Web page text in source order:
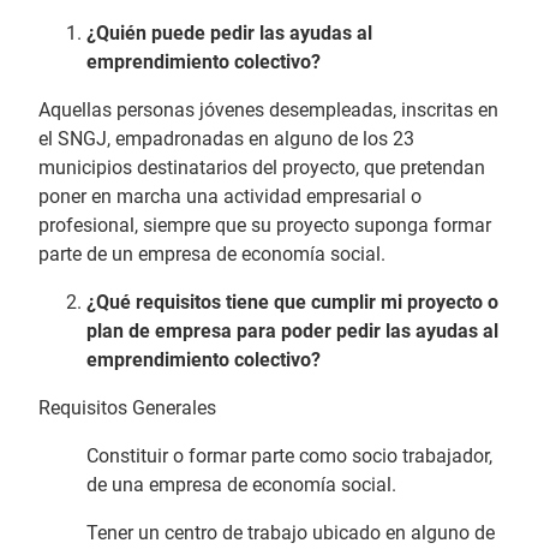
¿Quién puede pedir las ayudas al
emprendimiento colectivo?
Aquellas personas jóvenes desempleadas, inscritas en
el SNGJ, empadronadas en alguno de los 23
municipios destinatarios del proyecto, que pretendan
poner en marcha una actividad empresarial o
profesional, siempre que su proyecto suponga formar
parte de un empresa de economía social.
¿Qué requisitos tiene que cumplir mi proyecto o
plan de empresa para poder pedir las ayudas al
emprendimiento colectivo?
Requisitos Generales
Constituir o formar parte como socio trabajador,
de una empresa de economía social.
Tener un centro de trabajo ubicado en alguno de